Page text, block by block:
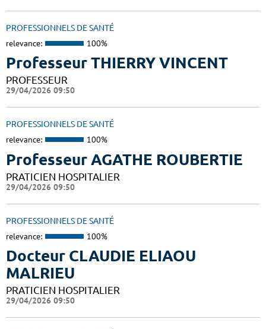
PROFESSIONNELS DE SANTÉ
relevance: 100%
Professeur THIERRY VINCENT
PROFESSEUR
29/04/2026 09:50
PROFESSIONNELS DE SANTÉ
relevance: 100%
Professeur AGATHE ROUBERTIE
PRATICIEN HOSPITALIER
29/04/2026 09:50
PROFESSIONNELS DE SANTÉ
relevance: 100%
Docteur CLAUDIE ELIAOU
MALRIEU
PRATICIEN HOSPITALIER
29/04/2026 09:50